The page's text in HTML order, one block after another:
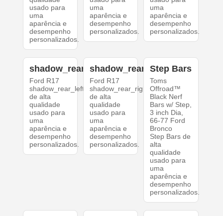
usado para
uma
aparência e
desempenho
personalizados.
uma
aparência e
desempenho
personalizados.
uma
aparência e
desempenho
personalizados.
shadow_rear_left
Ford R17
shadow_rear_left
de alta
qualidade
usado para
uma
aparência e
desempenho
personalizados.
shadow_rear_right
Ford R17
shadow_rear_right
de alta
qualidade
usado para
uma
aparência e
desempenho
personalizados.
Step Bars
Toms
Offroad™
Black Nerf
Bars w/ Step,
3 inch Dia,
66-77 Ford
Bronco
Step Bars de
alta
qualidade
usado para
uma
aparência e
desempenho
personalizados.